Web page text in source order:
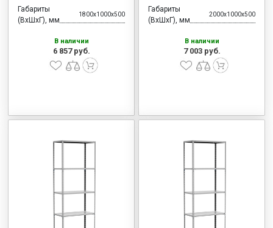
Габариты
(ВхШхГ), мм
1800x1000x500
В наличии
6 857 руб.
Габариты
(ВхШхГ), мм
2000x1000x500
В наличии
7 003 руб.